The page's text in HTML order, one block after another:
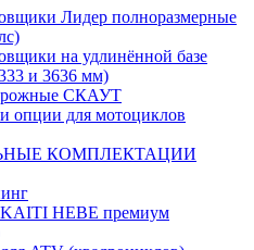
Лидер полноразмерные
на удлинённой базе
и 3636 мм)
СКАУТ
опции для мотоциклов
КОМПЛЕКТАЦИИ
KAITI HEBE премиум